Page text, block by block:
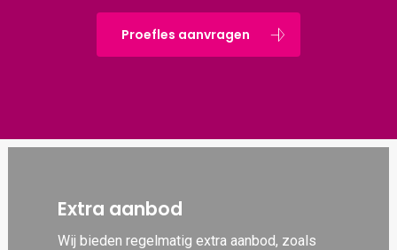
Proefles aanvragen
Extra aanbod
Wij bieden regelmatig extra aanbod, zoals